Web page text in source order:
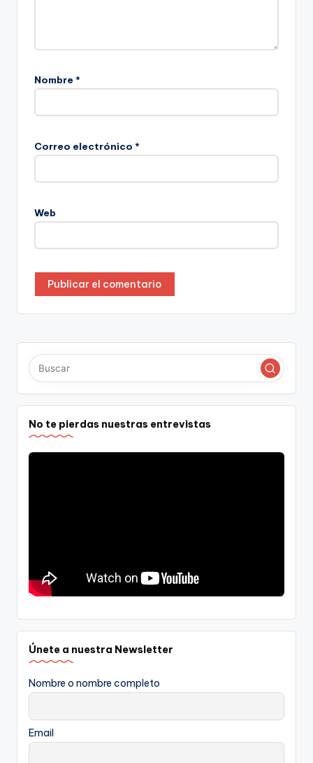
Nombre *
Correo electrónico *
Web
No te pierdas nuestras entrevistas
Únete a nuestra Newsletter
Nombre o nombre completo
Email